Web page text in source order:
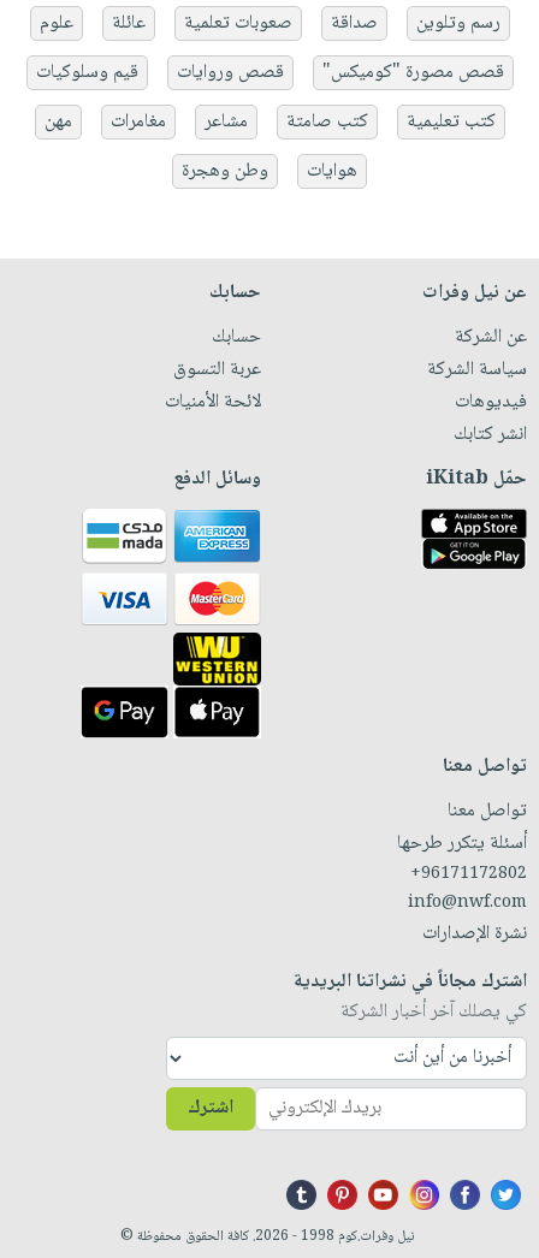
رسم وتلوين
صداقة صعوبات تعلمية عائلة
علوم
قصص مصورة "كوميكس"
قصص وروايات
قيم وسلوكيات
كتب تعليمية
كتب صامتة مشاعر مغامرات
مهن
هوايات
وطن وهجرة
عن نيل وفرات
عن الشركة
سياسة الشركة
فيديوهات
انشر كتابك
حسابك
حسابك
عربة التسوق
لائحة الأمنيات
حمّل iKitab وسائل الدفع
تواصل معنا
تواصل معنا
أسئلة يتكرر طرحها
+96171172802
info@nwf.com
نشرة الإصدارات
اشترك مجاناً في نشراتنا البريدية
كي يصلك آخر أخبار الشركة
اشترك
نيل وفرات.كوم 1998 - 2026. كافة الحقوق محفوظة ©